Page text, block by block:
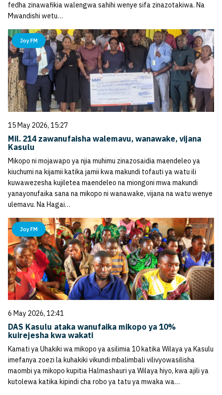
fedha zinawafikia walengwa sahihi wenye sifa zinazotakiwa. Na
Mwandishi wetu…
Joy FM
15 May 2026, 15:27
Mil. 214 zawanufaisha walemavu, wanawake, vijana
Kasulu
Mikopo ni mojawapo ya njia muhimu zinazosaidia maendeleo ya
kiuchumi na kijamii katika jamii kwa makundi tofauti ya watu ili
kuwawezesha kujiletea maendeleo na miongoni mwa makundi
yanayonufaika sana na mikopo ni wanawake, vijana na watu wenye
ulemavu. Na Hagai…
Joy FM
6 May 2026, 12:41
DAS Kasulu ataka wanufaika mikopo ya 10%
kuirejesha kwa wakati
Kamati ya Uhakiki wa mikopo ya asilimia 10 katika Wilaya ya Kasulu
imefanya zoezi la kuhakiki vikundi mbalimbali vilivyowasilisha
maombi ya mikopo kupitia Halmashauri ya Wilaya hiyo, kwa ajili ya
kutolewa katika kipindi cha robo ya tatu ya mwaka wa…